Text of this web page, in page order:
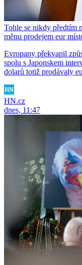
Tohle se nikdy předtím
měnu prodejem eur
Evropany překvapil
spolu s Japonskem
dolarů totiž prodávaly
HN.cz
dnes, 11:47